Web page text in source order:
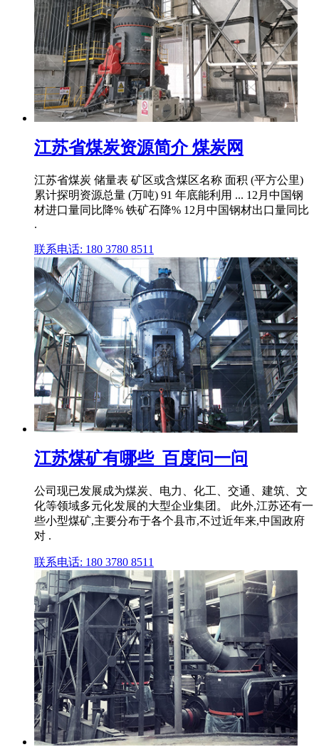
江苏省煤炭资源简介 煤炭网
江苏省煤炭 储量表 矿区或含煤区名称 面积 (平方公里)
累计探明资源总量 (万吨) 91 年底能利用 ... 12月中国钢
材进口量同比降% 铁矿石降% 12月中国钢材出口量同比
.
联系电话: 180 3780 8511
江苏煤矿有哪些_百度问一问
公司现已发展成为煤炭、电力、化工、交通、建筑、文
化等领域多元化发展的大型企业集团。 此外,江苏还有一
些小型煤矿,主要分布于各个县市,不过近年来,中国政府
对 .
联系电话: 180 3780 8511